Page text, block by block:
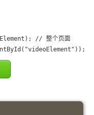
// 整个页面